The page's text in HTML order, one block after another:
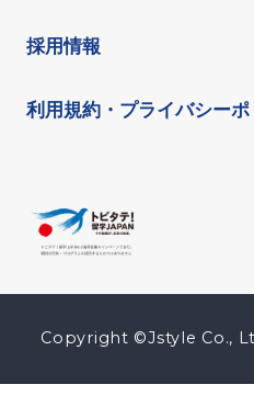
採用情報
利用規約・プライバシーポ
Copyright ©Jstyle Co.,